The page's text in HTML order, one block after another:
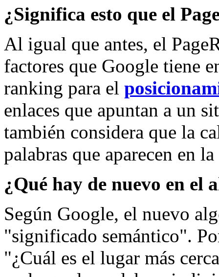
¿Significa esto que el
Al igual que antes, el
factores que Google tiene
ranking para el
enlaces que apuntan a un
también considera que la
palabras que aparecen en
¿Qué hay de nuevo en el
Según Google, el nuevo
"significado semántico".
"¿Cuál es el lugar más